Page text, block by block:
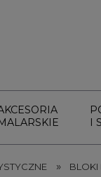
I
» BLOKI